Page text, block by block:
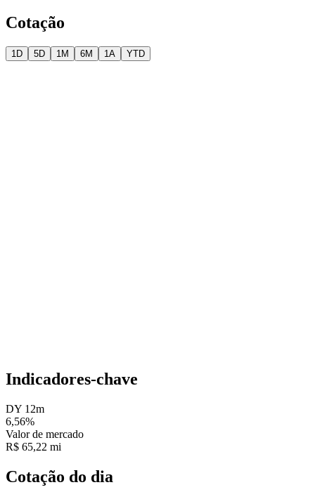
Cotação
1D 5D 1M 6M 1A YTD
Indicadores-chave
DY 12m
6,56%
Valor de mercado
R$ 65,22 mi
Cotação do dia